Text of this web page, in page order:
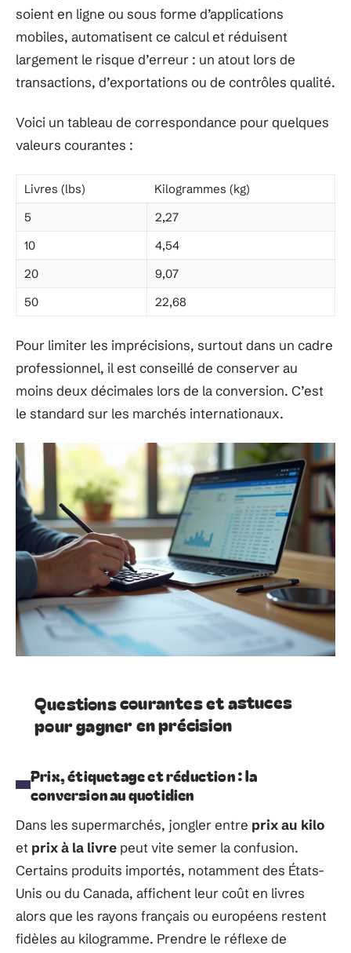
soient en ligne ou sous forme d’applications
mobiles, automatisent ce calcul et réduisent
largement le risque d’erreur : un atout lors de
transactions, d’exportations ou de contrôles qualité.
Voici un tableau de correspondance pour quelques
valeurs courantes :
Livres (lbs)
Kilogrammes (kg)
5
2,27
10
4,54
20
9,07
50
22,68
Pour limiter les imprécisions, surtout dans un cadre
professionnel, il est conseillé de conserver au
moins deux décimales lors de la conversion. C’est
le standard sur les marchés internationaux.
Questions courantes et astuces
pour gagner en précision
Prix, étiquetage et réduction : la
conversion au quotidien
Dans les supermarchés, jongler entre prix au kilo
et prix à la livre peut vite semer la confusion.
Certains produits importés, notamment des États-
Unis ou du Canada, affichent leur coût en livres
alors que les rayons français ou européens restent
fidèles au kilogramme. Prendre le réflexe de